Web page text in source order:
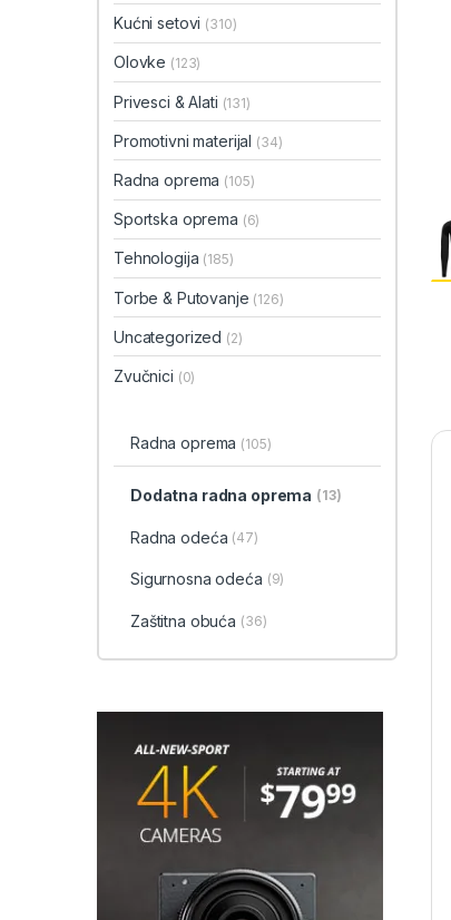
Kućni setovi (310)
Olovke (123)
Privesci & Alati (131)
Promotivni materijal (34)
Radna oprema (105)
Sportska oprema (6)
Tehnologija (185)
Torbe & Putovanje (126)
Uncategorized (2)
Zvučnici (0)
Radna oprema (105)
Dodatna radna oprema (13)
Radna odeća (47)
Sigurnosna odeća (9)
Zaštitna obuća (36)